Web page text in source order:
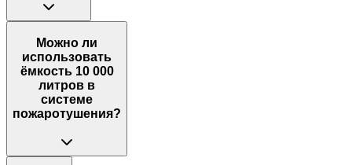
Можно ли
использовать
ёмкость 10 000
литров в
системе
пожаротушения?